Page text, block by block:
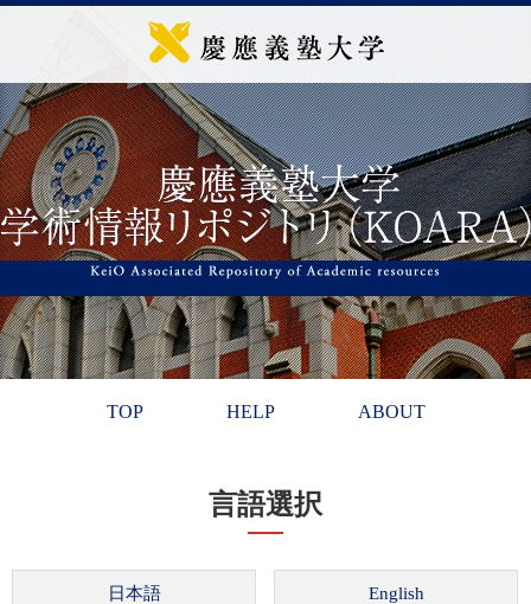
TOP HELP ABOUT
言語選択